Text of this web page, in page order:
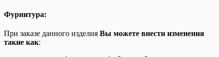
Фурнитура:
При заказе данного изделия Вы можете внести изменения
такие как: